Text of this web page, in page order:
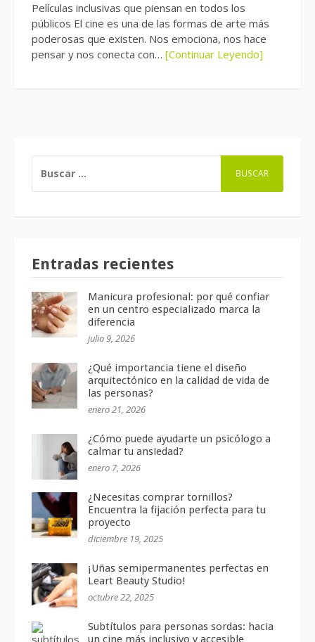
Películas inclusivas que piensan en todos los
públicos El cine es una de las formas de arte más
poderosas que existen. Nos emociona, nos hace
pensar y nos conecta con… [Continuar Leyendo]
Entradas recientes
Manicura profesional: por qué confiar
en un centro especializado marca la
diferencia
julio 9, 2026
¿Qué importancia tiene el diseño
arquitectónico en la calidad de vida de
las personas?
enero 21, 2026
¿Cómo puede ayudarte un psicólogo a
calmar tu ansiedad?
enero 7, 2026
¿Necesitas comprar tornillos?
Encuentra la fijación perfecta para tu
proyecto
diciembre 19, 2025
¡Uñas semipermanentes perfectas en
Leart Beauty Studio!
octubre 22, 2025
Subtítulos para personas sordas: hacia
un cine más inclusivo y accesible